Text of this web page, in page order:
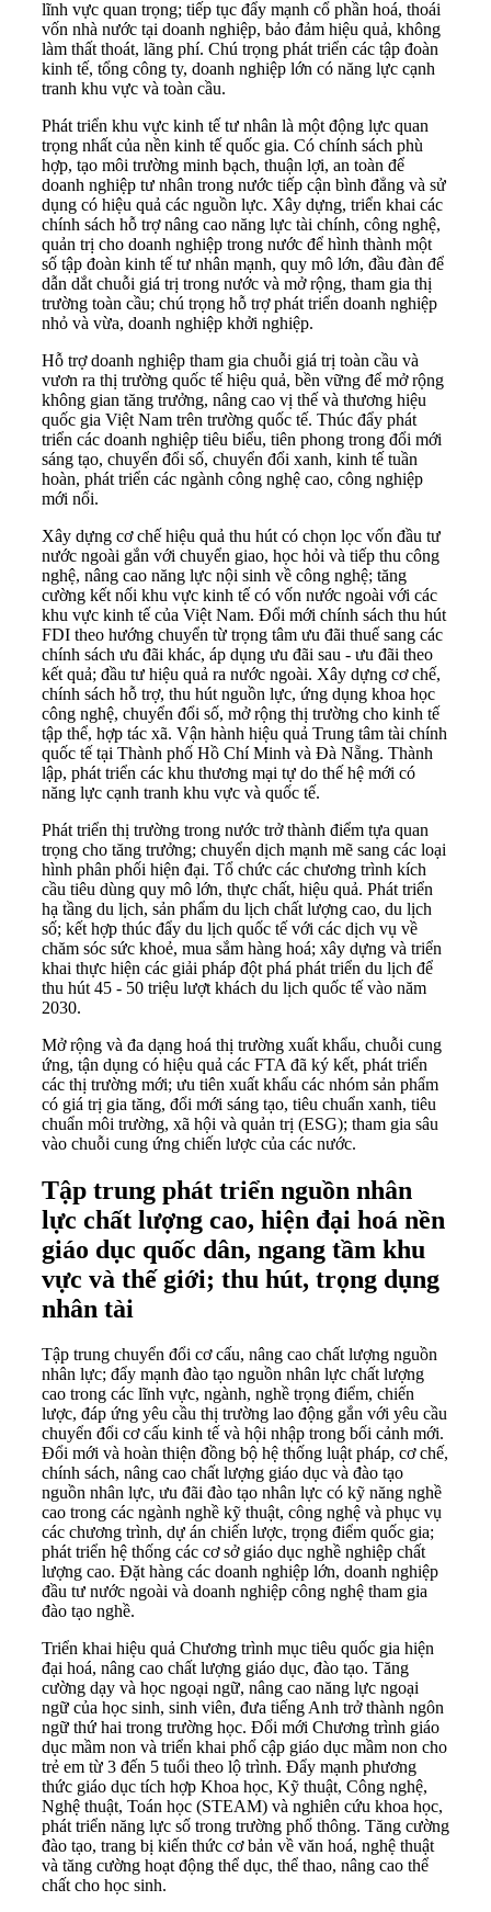
lĩnh vực quan trọng; tiếp tục đẩy mạnh cổ phần hoá, thoái
vốn nhà nước tại doanh nghiệp, bảo đảm hiệu quả, không
làm thất thoát, lãng phí. Chú trọng phát triển các tập đoàn
kinh tế, tổng công ty, doanh nghiệp lớn có năng lực cạnh
tranh khu vực và toàn cầu.
Phát triển khu vực kinh tế tư nhân là một động lực quan
trọng nhất của nền kinh tế quốc gia. Có chính sách phù
hợp, tạo môi trường minh bạch, thuận lợi, an toàn để
doanh nghiệp tư nhân trong nước tiếp cận bình đẳng và sử
dụng có hiệu quả các nguồn lực. Xây dựng, triển khai các
chính sách hỗ trợ nâng cao năng lực tài chính, công nghệ,
quản trị cho doanh nghiệp trong nước để hình thành một
số tập đoàn kinh tế tư nhân mạnh, quy mô lớn, đầu đàn để
dẫn dắt chuỗi giá trị trong nước và mở rộng, tham gia thị
trường toàn cầu; chú trọng hỗ trợ phát triển doanh nghiệp
nhỏ và vừa, doanh nghiệp khởi nghiệp.
Hỗ trợ doanh nghiệp tham gia chuỗi giá trị toàn cầu và
vươn ra thị trường quốc tế hiệu quả, bền vững để mở rộng
không gian tăng trưởng, nâng cao vị thế và thương hiệu
quốc gia Việt Nam trên trường quốc tế. Thúc đẩy phát
triển các doanh nghiệp tiêu biểu, tiên phong trong đổi mới
sáng tạo, chuyển đổi số, chuyển đổi xanh, kinh tế tuần
hoàn, phát triển các ngành công nghệ cao, công nghiệp
mới nổi.
Xây dựng cơ chế hiệu quả thu hút có chọn lọc vốn đầu tư
nước ngoài gắn với chuyển giao, học hỏi và tiếp thu công
nghệ, nâng cao năng lực nội sinh về công nghệ; tăng
cường kết nối khu vực kinh tế có vốn nước ngoài với các
khu vực kinh tế của Việt Nam. Đổi mới chính sách thu hút
FDI theo hướng chuyển từ trọng tâm ưu đãi thuế sang các
chính sách ưu đãi khác, áp dụng ưu đãi sau - ưu đãi theo
kết quả; đầu tư hiệu quả ra nước ngoài. Xây dựng cơ chế,
chính sách hỗ trợ, thu hút nguồn lực, ứng dụng khoa học
công nghệ, chuyển đổi số, mở rộng thị trường cho kinh tế
tập thể, hợp tác xã. Vận hành hiệu quả Trung tâm tài chính
quốc tế tại Thành phố Hồ Chí Minh và Đà Nẵng. Thành
lập, phát triển các khu thương mại tự do thế hệ mới có
năng lực cạnh tranh khu vực và quốc tế.
Phát triển thị trường trong nước trở thành điểm tựa quan
trọng cho tăng trưởng; chuyển dịch mạnh mẽ sang các loại
hình phân phối hiện đại. Tổ chức các chương trình kích
cầu tiêu dùng quy mô lớn, thực chất, hiệu quả. Phát triển
hạ tầng du lịch, sản phẩm du lịch chất lượng cao, du lịch
số; kết hợp thúc đẩy du lịch quốc tế với các dịch vụ về
chăm sóc sức khoẻ, mua sắm hàng hoá; xây dựng và triển
khai thực hiện các giải pháp đột phá phát triển du lịch để
thu hút 45 - 50 triệu lượt khách du lịch quốc tế vào năm
2030.
Mở rộng và đa dạng hoá thị trường xuất khẩu, chuỗi cung
ứng, tận dụng có hiệu quả các FTA đã ký kết, phát triển
các thị trường mới; ưu tiên xuất khẩu các nhóm sản phẩm
có giá trị gia tăng, đổi mới sáng tạo, tiêu chuẩn xanh, tiêu
chuẩn môi trường, xã hội và quản trị (ESG); tham gia sâu
vào chuỗi cung ứng chiến lược của các nước.
Tập trung phát triển nguồn nhân
lực chất lượng cao, hiện đại hoá nền
giáo dục quốc dân, ngang tầm khu
vực và thế giới; thu hút, trọng dụng
nhân tài
Tập trung chuyển đổi cơ cấu, nâng cao chất lượng nguồn
nhân lực; đẩy mạnh đào tạo nguồn nhân lực chất lượng
cao trong các lĩnh vực, ngành, nghề trọng điểm, chiến
lược, đáp ứng yêu cầu thị trường lao động gắn với yêu cầu
chuyển đổi cơ cấu kinh tế và hội nhập trong bối cảnh mới.
Đổi mới và hoàn thiện đồng bộ hệ thống luật pháp, cơ chế,
chính sách, nâng cao chất lượng giáo dục và đào tạo
nguồn nhân lực, ưu đãi đào tạo nhân lực có kỹ năng nghề
cao trong các ngành nghề kỹ thuật, công nghệ và phục vụ
các chương trình, dự án chiến lược, trọng điểm quốc gia;
phát triển hệ thống các cơ sở giáo dục nghề nghiệp chất
lượng cao. Đặt hàng các doanh nghiệp lớn, doanh nghiệp
đầu tư nước ngoài và doanh nghiệp công nghệ tham gia
đào tạo nghề.
Triển khai hiệu quả Chương trình mục tiêu quốc gia hiện
đại hoá, nâng cao chất lượng giáo dục, đào tạo. Tăng
cường dạy và học ngoại ngữ, nâng cao năng lực ngoại
ngữ của học sinh, sinh viên, đưa tiếng Anh trở thành ngôn
ngữ thứ hai trong trường học. Đổi mới Chương trình giáo
dục mầm non và triển khai phổ cập giáo dục mầm non cho
trẻ em từ 3 đến 5 tuổi theo lộ trình. Đẩy mạnh phương
thức giáo dục tích hợp Khoa học, Kỹ thuật, Công nghệ,
Nghệ thuật, Toán học (STEAM) và nghiên cứu khoa học,
phát triển năng lực số trong trường phổ thông. Tăng cường
đào tạo, trang bị kiến thức cơ bản về văn hoá, nghệ thuật
và tăng cường hoạt động thể dục, thể thao, nâng cao thể
chất cho học sinh.